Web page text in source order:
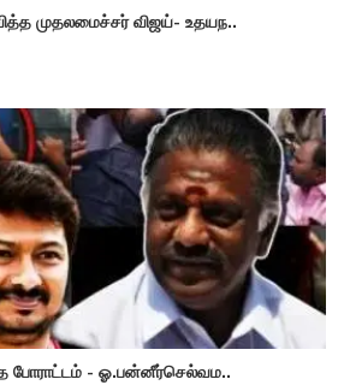
முதலமைச்சர் விஜய்- உதயந..
போராட்டம் - ஓ.பன்னீர்செல்வம..